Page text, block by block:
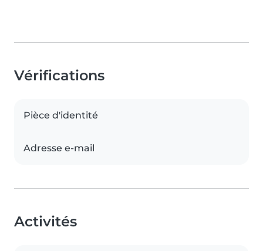
Vérifications
Pièce d'identité
Adresse e-mail
Activités